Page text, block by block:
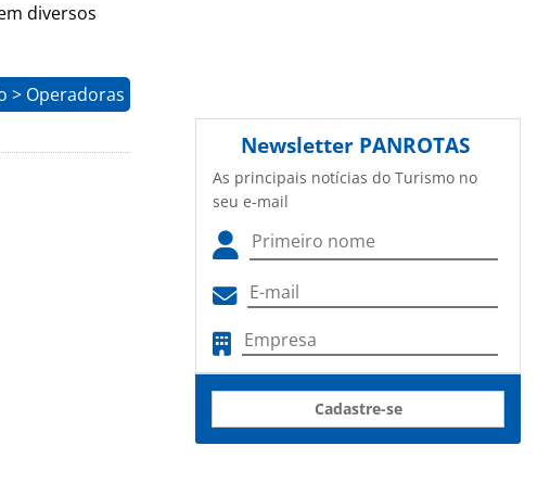
diversos
> Operadoras
Newsletter PANROTAS
As principais notícias do Turismo no
seu e-mail
Cadastre-se